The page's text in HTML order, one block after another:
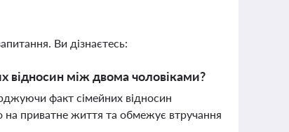
Ви дізнаєтесь:
відносин між двома чоловіками?
факт сімейних відносин
на приватне життя та обмежує втручання